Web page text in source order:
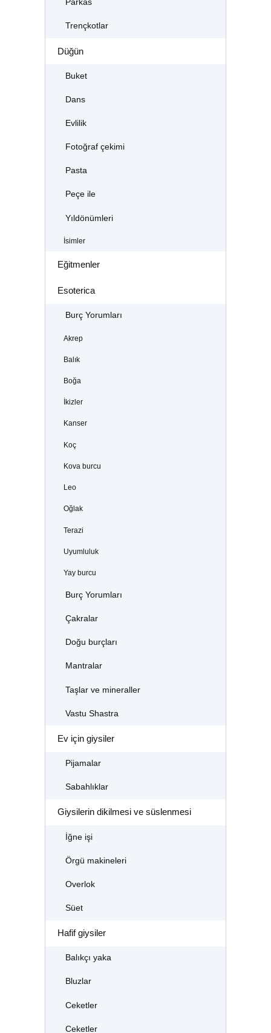
Parkas
Trençkotlar
Düğün
Buket
Dans
Evlilik
Fotoğraf çekimi
Pasta
Peçe ile
Yıldönümleri
İsimler
Eğitmenler
Esoterica
Burç Yorumları
Akrep
Balık
Boğa
İkizler
Kanser
Koç
Kova burcu
Leo
Oğlak
Terazi
Uyumluluk
Yay burcu
Burç Yorumları
Çakralar
Doğu burçları
Mantralar
Taşlar ve mineraller
Vastu Shastra
Ev için giysiler
Pijamalar
Sabahlıklar
Giysilerin dikilmesi ve süslenmesi
İğne işi
Örgü makineleri
Overlok
Süet
Hafif giysiler
Balıkçı yaka
Bluzlar
Ceketler
Ceketler